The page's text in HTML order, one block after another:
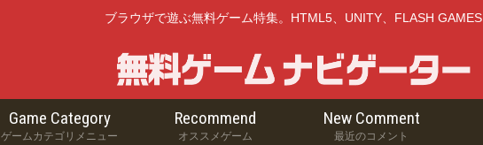
ブラウザで遊ぶ無料ゲーム特集。HTML5、UNITY、FLASH GAMES
Game Category
ゲームカテゴリメニュー
Recommend
オススメゲーム
New Comment
最近のコメント